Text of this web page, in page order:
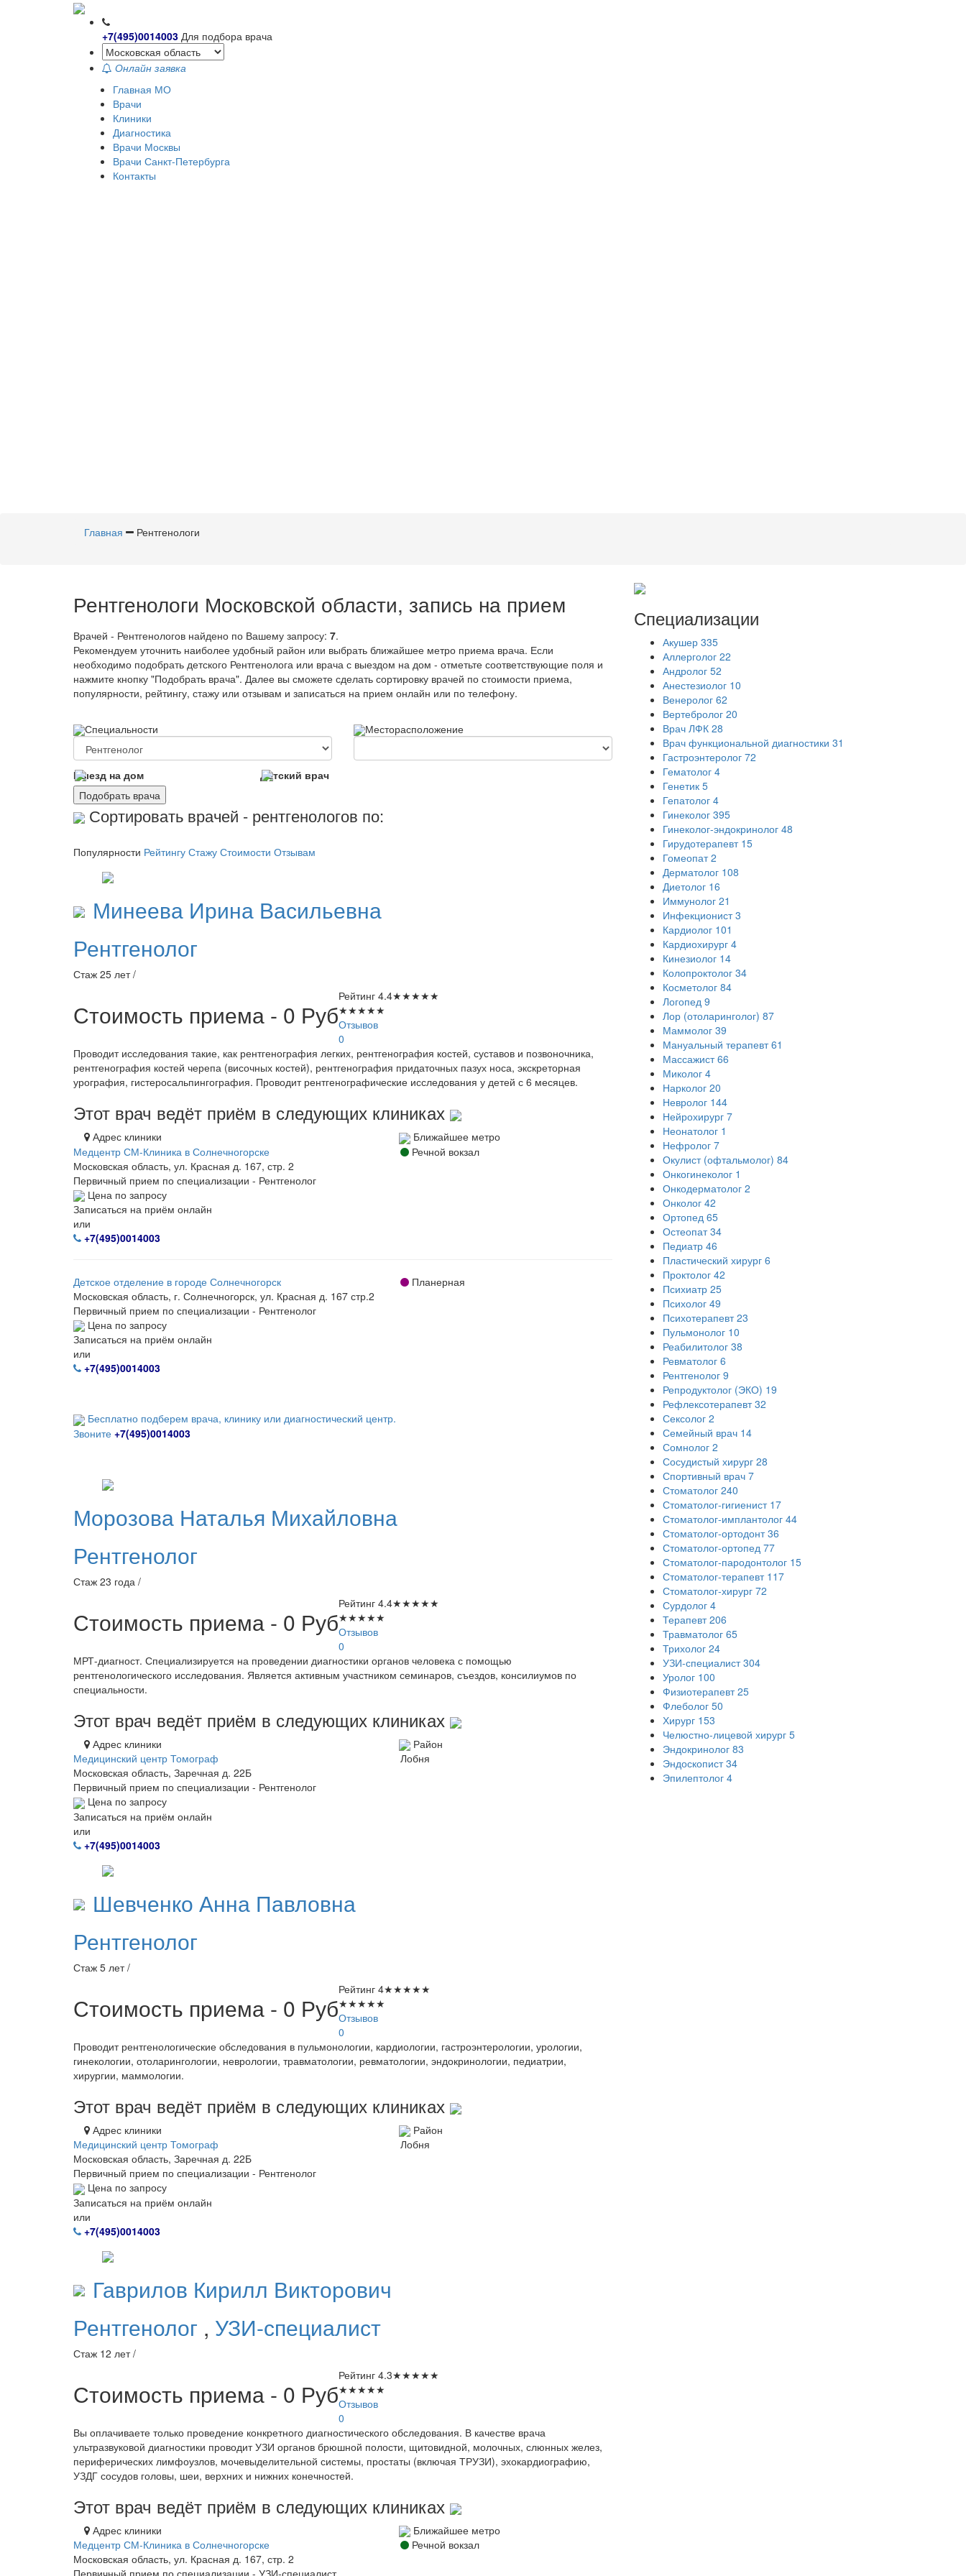
+7(495)0014003 Для подбора врача
Онлайн заявка
Главная МО
Врачи
Клиники
Диагностика
Врачи Москвы
Врачи Санкт-Петербурга
Контакты
Главная Рентгенологи
Рентгенологи Московской области, запись на прием
Врачей - Рентгенологов найдено по Вашему запросу: 7.
Рекомендуем уточнить наиболее удобный район или выбрать ближайшее метро приема врача. Если
необходимо подобрать детского Рентгенолога или врача с выездом на дом - отметьте соответствующие поля и
нажмите кнопку "Подобрать врача". Далее вы сможете сделать сортировку врачей по стоимости приема,
популярности, рейтингу, стажу или отзывам и записаться на прием онлайн или по телефону.
Специальности Месторасположение
Выезд на дом
Детский врач
Подобрать врача
Сортировать врачей - рентгенологов по:
Популярности Рейтингу Стажу Стоимости Отзывам
Минеева Ирина Васильевна
Рентгенолог
Стаж 25 лет /
Стоимость приема - 0 Руб
Рейтинг 4.4★★★★★
★★★★★
Отзывов
0
Проводит исследования такие, как рентгенография легких, рентгенография костей, суставов и позвоночника,
рентгенография костей черепа (височных костей), рентгенография придаточных пазух носа, экскреторная
урография, гистеросальпингография. Проводит рентгенографические исследования у детей с 6 месяцев.
Этот врач ведёт приём в следующих клиниках
Адрес клиники
Ближайшее метро
Медцентр СМ-Клиника в Солнечногорске
Московская область, ул. Красная д. 167, стр. 2
Речной вокзал
Первичный прием по специализации - Рентгенолог
Цена по запросу
Записаться на приём онлайн
или
+7(495)0014003
Детское отделение в городе Солнечногорск
Московская область, г. Солнечногорск, ул. Красная д. 167 стр.2
Планерная
Первичный прием по специализации - Рентгенолог
Цена по запросу
Записаться на приём онлайн
или
+7(495)0014003
Бесплатно подберем врача, клинику или диагностический центр.
Звоните +7(495)0014003
Морозова Наталья Михайловна
Рентгенолог
Стаж 23 года /
Стоимость приема - 0 Руб
Рейтинг 4.4★★★★★
★★★★★
Отзывов
0
МРТ-диагност. Специализируется на проведении диагностики органов человека с помощью
рентгенологического исследования. Является активным участником семинаров, съездов, консилиумов по
специальности.
Этот врач ведёт приём в следующих клиниках
Адрес клиники
Район
Медицинский центр Томограф
Московская область, Заречная д. 22Б
Лобня
Первичный прием по специализации - Рентгенолог
Цена по запросу
Записаться на приём онлайн
или
+7(495)0014003
Шевченко Анна Павловна
Рентгенолог
Стаж 5 лет /
Стоимость приема - 0 Руб
Рейтинг 4★★★★★
★★★★★
Отзывов
0
Проводит рентгенологические обследования в пульмонологии, кардиологии, гастроэнтерологии, урологии,
гинекологии, отоларингологии, неврологии, травматологии, ревматологии, эндокринологии, педиатрии,
хирургии, маммологии.
Этот врач ведёт приём в следующих клиниках
Адрес клиники
Район
Медицинский центр Томограф
Московская область, Заречная д. 22Б
Лобня
Первичный прием по специализации - Рентгенолог
Цена по запросу
Записаться на приём онлайн
или
+7(495)0014003
Гаврилов Кирилл Викторович
Рентгенолог , УЗИ-специалист
Стаж 12 лет /
Стоимость приема - 0 Руб
Рейтинг 4.3★★★★★
★★★★★
Отзывов
0
Вы оплачиваете только проведение конкретного диагностического обследования. В качестве врача
ультразвуковой диагностики проводит УЗИ органов брюшной полости, щитовидной, молочных, слюнных желез,
периферических лимфоузлов, мочевыделительной системы, простаты (включая ТРУЗИ), эхокардиографию,
УЗДГ сосудов головы, шеи, верхних и нижних конечностей.
Этот врач ведёт приём в следующих клиниках
Адрес клиники
Ближайшее метро
Медцентр СМ-Клиника в Солнечногорске
Московская область, ул. Красная д. 167, стр. 2
Речной вокзал
Специализации
Акушер 335
Аллерголог 22
Андролог 52
Анестезиолог 10
Венеролог 62
Вертебролог 20
Врач ЛФК 28
Врач функциональной диагностики 31
Гастроэнтеролог 72
Гематолог 4
Генетик 5
Гепатолог 4
Гинеколог 395
Гинеколог-эндокринолог 48
Гирудотерапевт 15
Гомеопат 2
Дерматолог 108
Диетолог 16
Иммунолог 21
Инфекционист 3
Кардиолог 101
Кардиохирург 4
Кинезиолог 14
Колопроктолог 34
Косметолог 84
Логопед 9
Лор (отоларинголог) 87
Маммолог 39
Мануальный терапевт 61
Массажист 66
Миколог 4
Нарколог 20
Невролог 144
Нейрохирург 7
Неонатолог 1
Нефролог 7
Окулист (офтальмолог) 84
Онкогинеколог 1
Онкодерматолог 2
Онколог 42
Ортопед 65
Остеопат 34
Педиатр 46
Пластический хирург 6
Проктолог 42
Психиатр 25
Психолог 49
Психотерапевт 23
Пульмонолог 10
Реабилитолог 38
Ревматолог 6
Рентгенолог 9
Репродуктолог (ЭКО) 19
Рефлексотерапевт 32
Сексолог 2
Семейный врач 14
Сомнолог 2
Сосудистый хирург 28
Спортивный врач 7
Стоматолог 240
Стоматолог-гигиенист 17
Стоматолог-имплантолог 44
Стоматолог-ортодонт 36
Стоматолог-ортопед 77
Стоматолог-пародонтолог 15
Стоматолог-терапевт 117
Стоматолог-хирург 72
Сурдолог 4
Терапевт 206
Травматолог 65
Трихолог 24
УЗИ-специалист 304
Уролог 100
Физиотерапевт 25
Флеболог 50
Хирург 153
Челюстно-лицевой хирург 5
Эндокринолог 83
Эндоскопист 34
Эпилептолог 4